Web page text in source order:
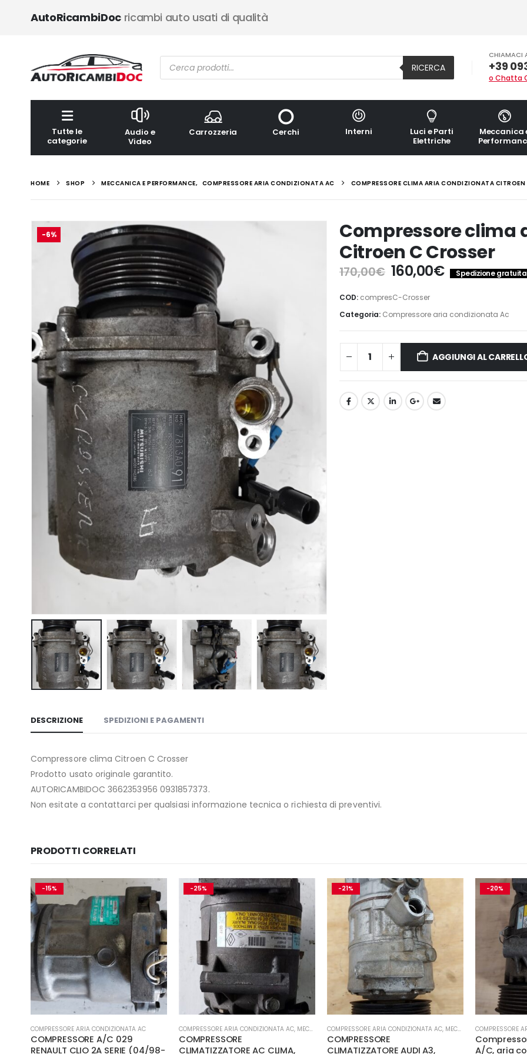
AutoRicambiDocricambi auto usati di qualità
Ricerca
prodotti RICERCA
CHIAMACI
+39
o Chatta
Tutte le
categorie
Audio e
Video
Carrozzeria Cerchi Interni
Luci e Parti
Elettriche
Meccanica
HOME SHOP MECCANICA E PERFORMANCE, COMPRESSORE ARIA CONDIZIONATA AC COMPRESSORE CLIMA ARIA CONDIZIONATA CITROEN
-6%
Compressore clima
Citroen C Crosser
170,00€ Il
prezzo
originale
era:
170,00€.
160,00€Il
prezzo
è:
160,00€.
Spedizione
COD: compresC-Crosser
Categoria: Compressore aria condizionata Ac
AGGIUNGI AL
DESCRIZIONE SPEDIZIONI E PAGAMENTI
Compressore clima Citroen C Crosser
Prodotto usato originale garantito.
AUTORICAMBIDOC 3662353956 0931857373.
Non esitate a contattarci per qualsiasi informazione tecnica o richiesta di preventivi.
PRODOTTI CORRELATI
-15%
COMPRESSORE ARIA CONDIZIONATA AC
COMPRESSORE A/C 029
RENAULT CLIO 2A SERIE (04/98-
-25%
COMPRESSORE ARIA CONDIZIONATA AC, MECCANICA E PERFORMANCE
COMPRESSORE
CLIMATIZZATORE AC CLIMA,
-21%
COMPRESSORE ARIA CONDIZIONATA AC, MECCANICA E PERFORMANCE
COMPRESSORE
CLIMATIZZATORE AUDI A3,
-20%
COMPRESSORE
A/C, aria